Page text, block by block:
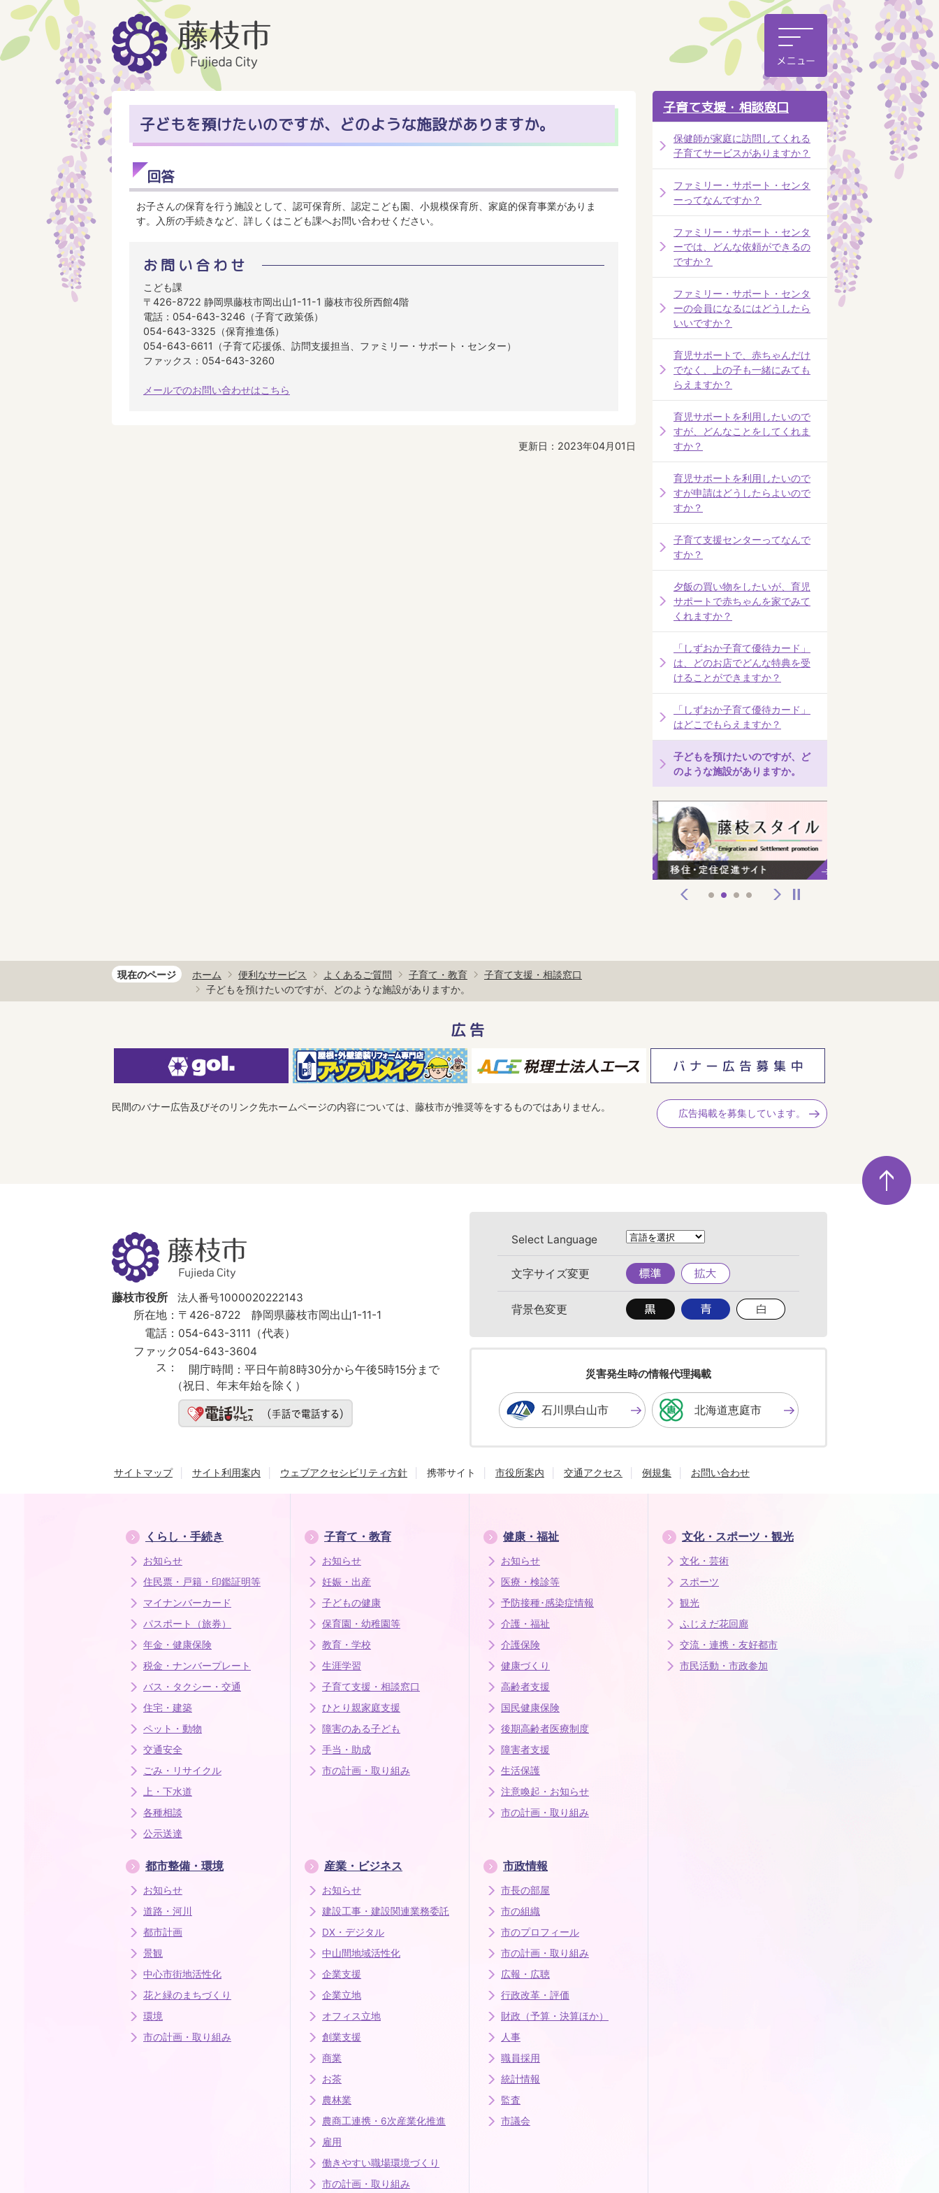
子どもを預けたいのですが、どのような施設がありますか。
回答
お子さんの保育を行う施設として、認可保育所、認定こども園、小規模保育所、家庭的保育事業がありま
す。入所の手続きなど、詳しくはこども課へお問い合わせください。
お問い合わせ
こども課
〒426-8722 静岡県藤枝市岡出山1-11-1 藤枝市役所西館4階
電話：054-643-3246（子育て政策係）
054-643-3325（保育推進係）
054-643-6611（子育て応援係、訪問支援担当、ファミリー・サポート・センター）
ファックス：054-643-3260
メールでのお問い合わせはこちら
更新日：2023年04月01日
子育て支援・相談窓口
保健師が家庭に訪問してくれる
子育てサービスがありますか？
ファミリー・サポート・センタ
ーってなんですか？
ファミリー・サポート・センタ
ーでは、どんな依頼ができるの
ですか？
ファミリー・サポート・センタ
ーの会員になるにはどうしたら
いいですか？
育児サポートで、赤ちゃんだけ
でなく、上の子も一緒にみても
らえますか？
育児サポートを利用したいので
すが、どんなことをしてくれま
すか？
育児サポートを利用したいので
すが申請はどうしたらよいので
すか？
子育て支援センターってなんで
すか？
夕飯の買い物をしたいが、育児
サポートで赤ちゃんを家でみて
くれますか？
「しずおか子育て優待カード」
は、どのお店でどんな特典を受
けることができますか？
「しずおか子育て優待カード」
はどこでもらえますか？
子どもを預けたいのですが、ど
のような施設がありますか。
現在のページ ホーム 便利なサービス よくあるご質問 子育て・教育
子育て支援・相談窓口
子どもを預けたいのですが、どのような施設がありますか。
広告
民間のバナー広告及びそのリンク先ホームページの内容については、藤枝市が推奨等をするものではありません。
広告掲載を募集しています。
ペ
ー
ジ
の
藤
枝
市
Fujieda
City
藤枝市役所
法人番号1000020222143
所在地： 〒426-8722 静岡県藤枝市岡出山1-11-1
電話： 054-643-3111（代表）
ファック
ス：
054-643-3604
開庁時間： 平日午前8時30分から午後5時15分まで
（祝日、年末年始を除く）
Select Language
文字サイズ変更
標
準
拡
大
背景色変更
背
景
色
す
る
背
景
色
る
背
景
る
災害発生時の情報代理掲載
石川県白山市 北海道恵庭市
サイトマップ サイト利用案内 ウェブアクセシビリティ方針 携帯サイト 市役所案内 交通アクセス 例規集 お問い合わせ
くらし・手続き
お知らせ
住民票・戸籍・印鑑証明等
マイナンバーカード
パスポート（旅券）
年金・健康保険
税金・ナンバープレート
バス・タクシー・交通
住宅・建築
ペット・動物
交通安全
ごみ・リサイクル
上・下水道
各種相談
公示送達
子育て・教育
お知らせ
妊娠・出産
子どもの健康
保育園・幼稚園等
教育・学校
生涯学習
子育て支援・相談窓口
ひとり親家庭支援
障害のある子ども
手当・助成
市の計画・取り組み
健康・福祉
お知らせ
医療・検診等
予防接種･感染症情報
介護・福祉
介護保険
健康づくり
高齢者支援
国民健康保険
後期高齢者医療制度
障害者支援
生活保護
注意喚起・お知らせ
市の計画・取り組み
文化・スポーツ・観光
文化・芸術
スポーツ
観光
ふじえだ花回廊
交流・連携・友好都市
市民活動・市政参加
都市整備・環境
お知らせ
道路・河川
都市計画
景観
中心市街地活性化
花と緑のまちづくり
環境
市の計画・取り組み
産業・ビジネス
お知らせ
建設工事・建設関連業務委託
DX・デジタル
中山間地域活性化
企業支援
企業立地
オフィス立地
創業支援
商業
お茶
農林業
農商工連携・6次産業化推進
雇用
働きやすい職場環境づくり
市の計画・取り組み
市政情報
市長の部屋
市の組織
市のプロフィール
市の計画・取り組み
広報・広聴
行政改革・評価
財政（予算・決算ほか）
人事
職員採用
統計情報
監査
市議会